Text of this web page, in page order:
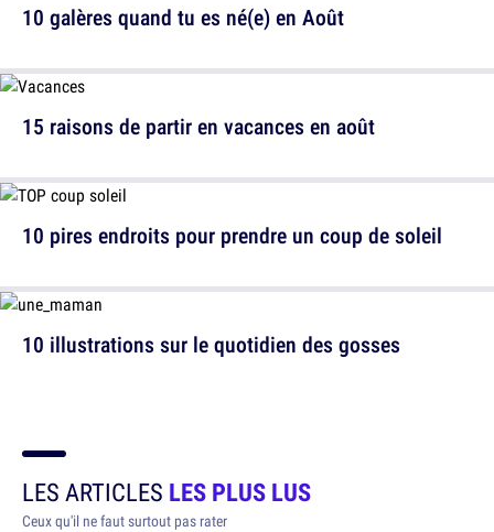
10 galères quand tu es né(e) en Août
10 pires endroits pour prendre un coup de soleil
15 raisons de partir en vacances en août
10 illustrations sur le quotidien des gosses
LES ARTICLES LES PLUS LUS
Ceux qu'il ne faut surtout pas rater